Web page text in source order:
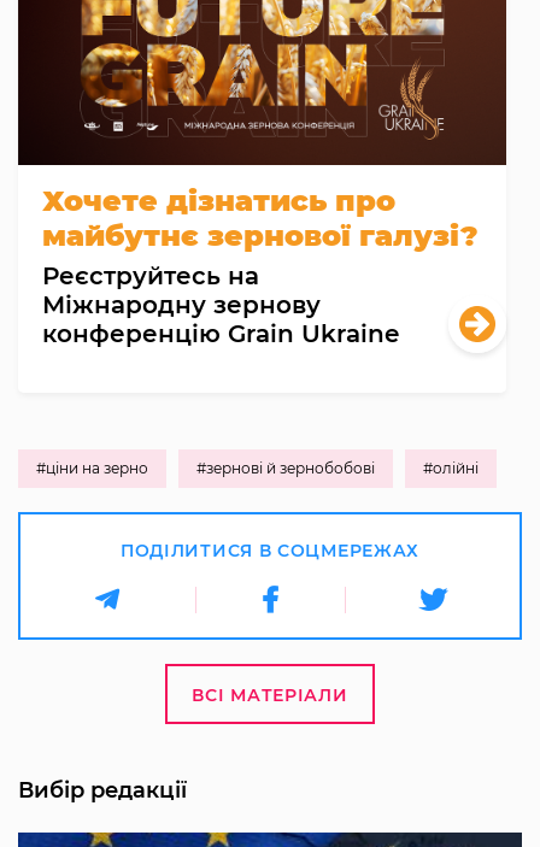
Хочете дізнатись про
майбутнє зернової галузі?
Реєструйтесь на
Міжнародну зернову
конференцію Grain Ukraine
#ціни на зерно #зернові й зернобобові #олійні
ПОДІЛИТИСЯ В СОЦМЕРЕЖАХ
ВСІ МАТЕРІАЛИ
Вибір редакції